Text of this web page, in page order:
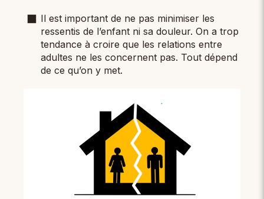
Il est important de ne pas minimiser les
ressentis de l’enfant ni sa douleur. On a trop
tendance à croire que les relations entre
adultes ne les concernent pas. Tout dépend
de ce qu’on y met.